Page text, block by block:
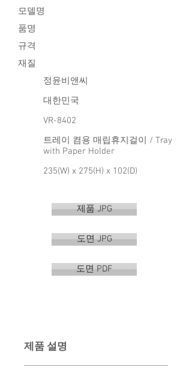
모델명
품명
규격
재질
정윤비앤씨
대한민국
VR-8402
트레이 켬용 매립휴지걸이 / Tray
with Paper Holder
235(W) x 275(H) x 102(D)
제품 JPG
도면 JPG
도면 PDF
제품 설명